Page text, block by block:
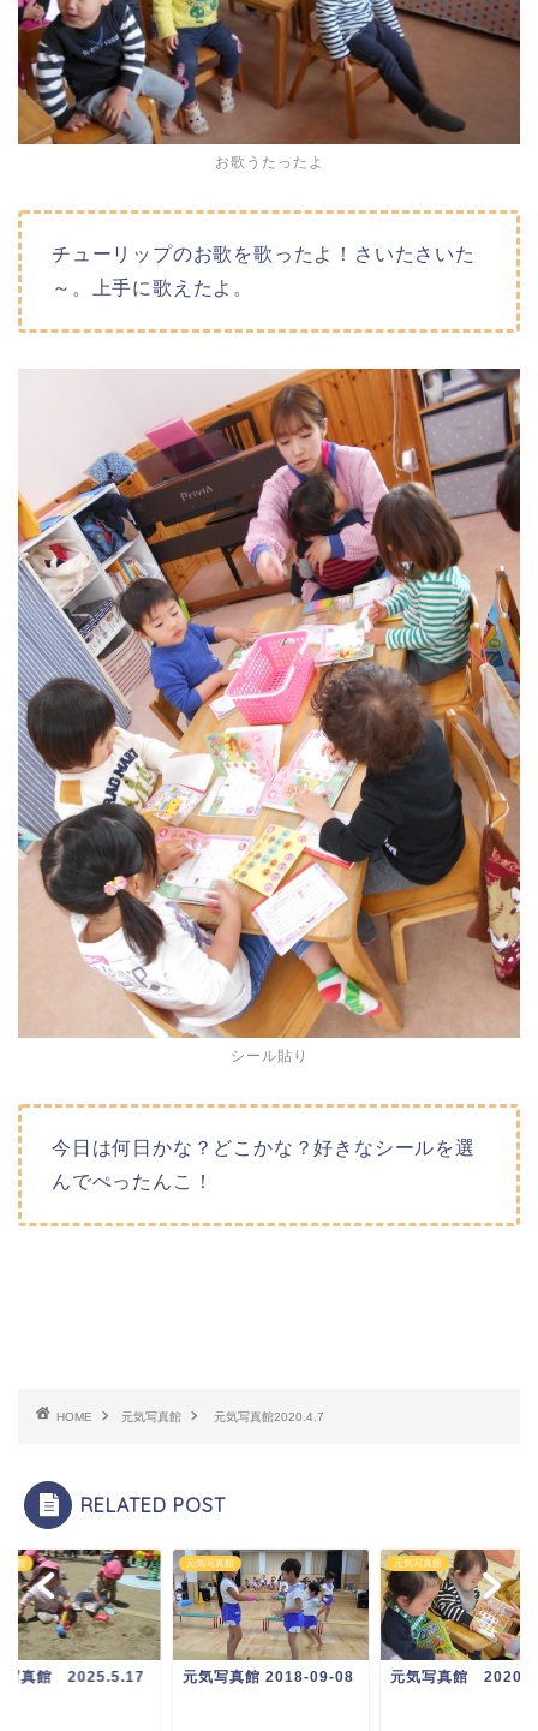
お歌うたったよ
チューリップのお歌を歌ったよ！さいたさいた
～。上手に歌えたよ。
シール貼り
今日は何日かな？どこかな？好きなシールを選
んでぺったんこ！
HOME 元気写真館 元気写真館2020.4.7
RELATED POST
真館
写真館 2025.5.17
元気写真館
元気写真館 2018-09-08
元気写真館
元気写真館